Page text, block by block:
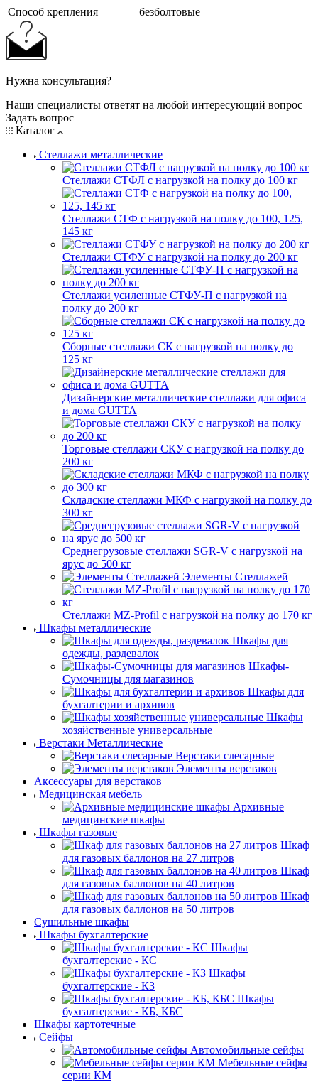
Cпособ крепления
безболтовые
Нужна консультация?
Наши специалисты ответят на любой интересующий вопрос
Задать вопрос
Каталог
Стеллажи металлические
Стеллажи СТФЛ с нагрузкой на полку до 100 кг
Стеллажи СТФ с нагрузкой на полку до 100, 125,
145 кг
Стеллажи СТФУ с нагрузкой на полку до 200 кг
Стеллажи усиленные СТФУ-П с нагрузкой на
полку до 200 кг
Сборные стеллажи СК с нагрузкой на полку до
125 кг
Дизайнерские металлические стеллажи для офиса
и дома GUTTA
Торговые стеллажи СКУ с нагрузкой на полку до
200 кг
Складские стеллажи МКФ с нагрузкой на полку до
300 кг
Среднегрузовые стеллажи SGR-V с нагрузкой на
ярус до 500 кг
Элементы Стеллажей
Стеллажи MZ-Profil с нагрузкой на полку до 170 кг
Шкафы металлические
Шкафы для
одежды, раздевалок
Шкафы-
Сумочницы для магазинов
Шкафы для
бухгалтерии и архивов
Шкафы
хозяйственные универсальные
Верстаки Металлические
Верстаки слесарные
Элементы верстаков
Аксессуары для верстаков
Медицинская мебель
Архивные
медицинские шкафы
Шкафы газовые
Шкаф
для газовых баллонов на 27 литров
Шкаф
для газовых баллонов на 40 литров
Шкаф
для газовых баллонов на 50 литров
Сушильные шкафы
Шкафы бухгалтерские
Шкафы
бухгалтерские - КС
Шкафы
бухгалтерские - КЗ
Шкафы
бухгалтерские - КБ, КБС
Шкафы картотечные
Сейфы
Автомобильные сейфы
Мебельные сейфы
серии КМ